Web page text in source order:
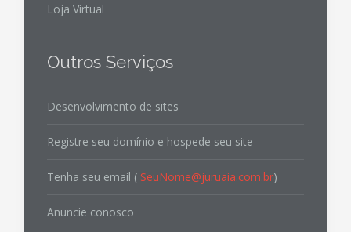
Loja Virtual
Outros Serviços
Desenvolvimento de sites
Registre seu domínio e hospede seu site
Tenha seu email ( SeuNome@juruaia.com.br)
Anuncie conosco